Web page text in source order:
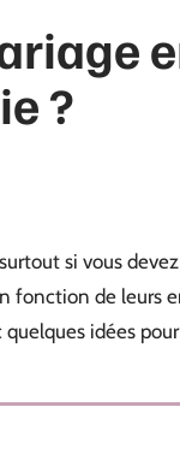
?
si vous
de leurs
idées